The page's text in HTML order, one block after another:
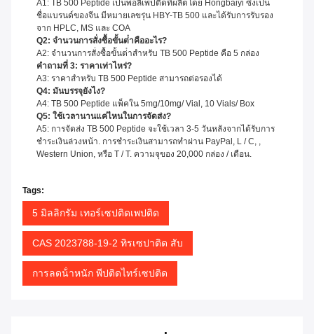
A1: TB 500 Peptide เป็นพอลิเพปติดที่ผลิตโดย Hongbaiyi ซึ่งเป็น
ชื่อแบรนด์ของจีน มีหมายเลขรุ่น HBY-TB 500 และได้รับการรับรอง
จาก HPLC, MS และ COA
Q2: จํานวนการสั่งซื้อขั้นต่ําคืออะไร?
A2: จํานวนการสั่งซื้อขั้นต่ําสําหรับ TB 500 Peptide คือ 5 กล่อง
คําถามที่ 3: ราคาเท่าไหร่?
A3: ราคาสําหรับ TB 500 Peptide สามารถต่อรองได้
Q4: มันบรรจุยังไง?
A4: TB 500 Peptide แพ็คใน 5mg/10mg/ Vial, 10 Vials/ Box
Q5: ใช้เวลานานแค่ไหนในการจัดส่ง?
A5: การจัดส่ง TB 500 Peptide จะใช้เวลา 3-5 วันหลังจากได้รับการ
ชําระเงินล่วงหน้า. การชําระเงินสามารถทําผ่าน PayPal, L / C, ,
Western Union, หรือ T / T. ความจุของ 20,000 กล่อง / เดือน.
Tags:
5 มิลลิกรัม เทอร์เซปติดเพปติด
CAS 2023788-19-2 ทิรเซปาติด สับ
การลดน้ําหนัก พีปติดไทร์เซปติด